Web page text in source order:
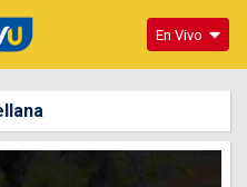
En Vivo